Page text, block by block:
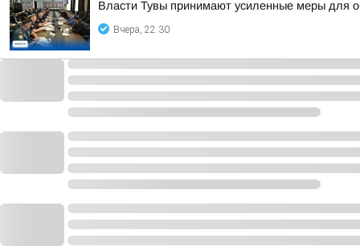
Власти Тувы принимают усиленные меры для
Вчера, 22:30